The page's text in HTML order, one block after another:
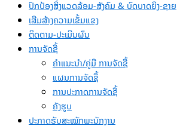
ປົກປ້ອງສິ່ງແວດລ້ອມ-ສັງຄົມ & ບົດບາດຍິງ-ຊາຍ
ເສີມສ້າງຄວາມເຂັ້ມແຂງ
ຕິດຕາມ-ປະເມີນຜົນ
ການຈັດຊື້
ຄຳແນະນຳ/ຄູ່ມື ການຈັດຊື້
ແຜນການຈັດຊື້
ການປະກາດການຈັດຊື້
ຄັງຮູບ
ປະກາດຮັບສະໝັກພະນັກງານ